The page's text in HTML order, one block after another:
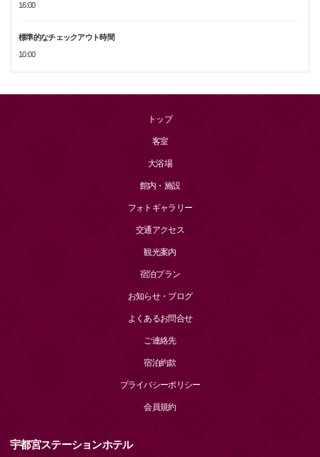
16:00
標準的なチェックアウト時間
10:00
トップ
客室
大浴場
館内・施設
フォトギャラリー
交通アクセス
観光案内
宿泊プラン
お知らせ・ブログ
よくあるお問合せ
ご連絡先
宿泊約款
プライバシーポリシー
会員規約
宇都宮ステーションホテル